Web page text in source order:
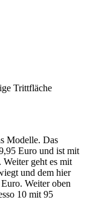
Trittfläche
Modelle. Das
Euro und ist mit
geht es mit
und dem hier
Weiter oben
10 mit 95